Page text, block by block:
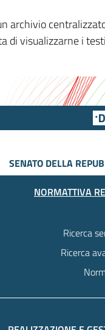
archivio
di visualizzarne i testi
SENATO DELLA
NORMATTIVA
Ricerca
Ricerca